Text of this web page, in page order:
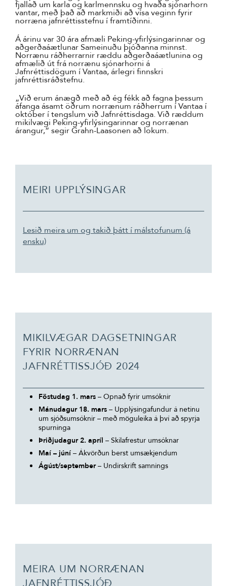
fjallað um karla og karlmennsku og hvaða sjónarhorn
vantar, með það að markmiði að vísa veginn fyrir
norræna jafnréttisstefnu í framtíðinni.
Á árinu var 30 ára afmæli Peking-yfirlýsingarinnar og
aðgerðaáætlunar Sameinuðu þjóðanna minnst.
Norrænu ráðherrarnir ræddu aðgerðaáætlunina og
afmælið út frá norrænu sjónarhorni á
Jafnréttisdögum í Vantaa, árlegri finnskri
jafnréttisráðstefnu.
„Við erum ánægð með að ég fékk að fagna þessum
áfanga ásamt öðrum norrænum ráðherrum í Vantaa í
október í tengslum við Jafnréttisdaga. Við ræddum
mikilvægi Peking-yfirlýsingarinnar og norrænan
árangur,“ segir Grahn-Laasonen að lokum.
MEIRI UPPLÝSINGAR
Lesið meira um og takið þátt í málstofunum (á
ensku)
MIKILVÆGAR DAGSETNINGAR
FYRIR NORRÆNAN
JAFNRÉTTISSJÓÐ 2024
Föstudag 1. mars– Opnað fyrir umsóknir
Mánudagur 18. mars– Upplýsingafundur á netinu
um sjóðsumsóknir – með möguleika á því að spyrja
spurninga
Þriðjudagur 2. apríl – Skilafrestur umsóknar
Maí – júní– Ákvörðun berst umsækjendum
Ágúst/september– Undirskrift samnings
MEIRA UM NORRÆNAN
JAFNRÉTTISSJÓÐ